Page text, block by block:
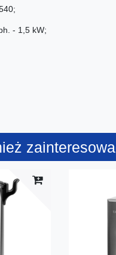
- 1,5 kW;